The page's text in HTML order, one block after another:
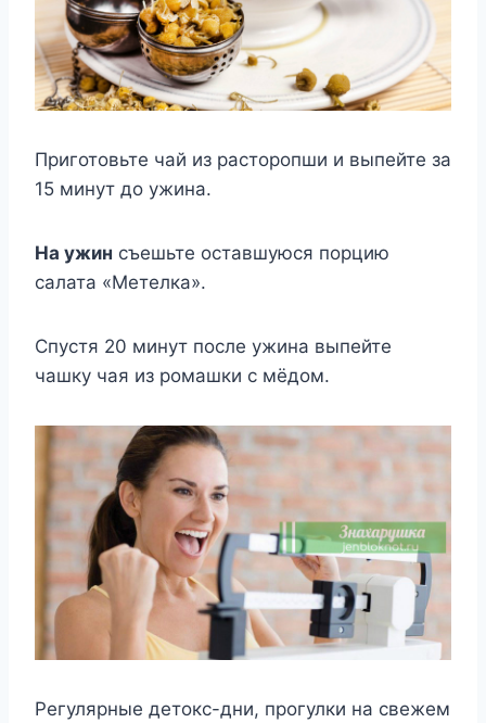
Приготовьте чай из расторопши и выпейте за
15 минут до ужина.
На ужин съешьте оставшуюся порцию
салата «Метелка».
Спустя 20 минут после ужина выпейте
чашку чая из ромашки с мёдом.
Регулярные детокс-дни, прогулки на свежем